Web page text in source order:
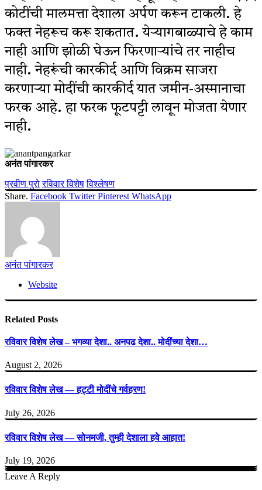
कोटींची मालमत्ता देशाला अर्पण करून टाकली. हे
फक्त नेहरूच करू शकतात. येऱ्यागबाळ्याचे हे काम
नाही आणि झोळी घेऊन फिरणाऱ्यांचे तर नाहीच
नाही. नेहरूंची कारकीर्द आणि विक्रम साजरा
करणाऱ्या मोदींची कारकीर्द यात जमीन-अस्मानाचा
फरक आहे. हा फरक फूटपट्टी लावून मोजता येणार
नाही.
अनंत पांगारकर
प्रवीण पुरो रविवार विशेष विश्लेषण
Share. Facebook Twitter Pinterest WhatsApp
अनंत पांगारकर
Website
Related Posts
रविवार विशेष लेख – भगव्या देशा.. अनपढ देशा.. मोदींच्या देशा…
August 2, 2026
रविवार विशेष लेख — हट्टी मोदींचे गर्वहरण!
July 26, 2026
रविवार विशेष लेख — सोनमजी, तुम्ही देशाला हवे आहात!
July 19, 2026
Leave A Reply